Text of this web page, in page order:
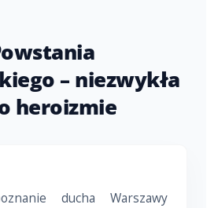
– niezwykła
heroizmie
ducha Warszawy